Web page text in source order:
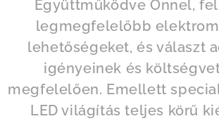
Együttműködve Önnel,
legmegfelelőbb
lehetőségeket, és választ
igényeinek és
megfelelően. Emellett
LED világítás teljes körű